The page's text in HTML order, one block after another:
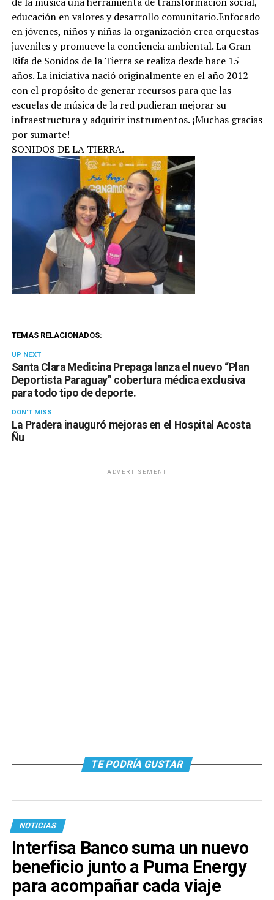
educación en valores y desarrollo comunitario.Enfocado
en jóvenes, niños y niñas la organización crea orquestas
juveniles y promueve la conciencia ambiental. La Gran
Rifa de Sonidos de la Tierra se realiza desde hace 15
años. La iniciativa nació originalmente en el año 2012
con el propósito de generar recursos para que las
escuelas de música de la red pudieran mejorar su
infraestructura y adquirir instrumentos. ¡Muchas gracias
por sumarte!
SONIDOS DE LA TIERRA.
TEMAS RELACIONADOS:
UP NEXT
Santa Clara Medicina Prepaga lanza el nuevo “Plan
Deportista Paraguay” cobertura médica exclusiva
para todo tipo de deporte.
DON'T MISS
La Pradera inauguró mejoras en el Hospital Acosta
Ñu
ADVERTISEMENT
TE PODRÍA GUSTAR
NOTICIAS
Interfisa Banco suma un nuevo
beneficio junto a Puma Energy
para acompañar cada viaje